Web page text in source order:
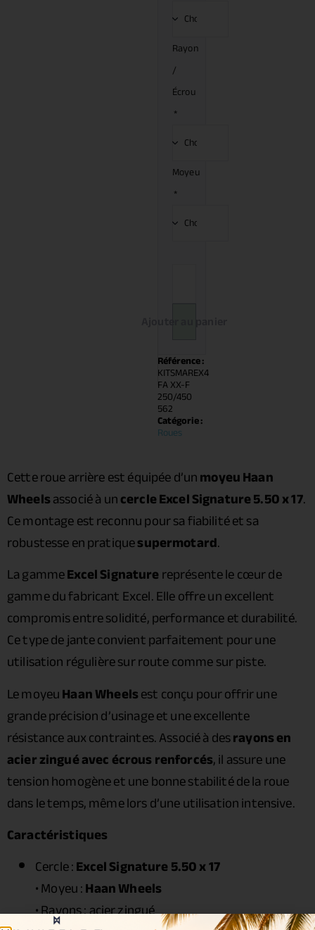
Rayon
/
Écrou
*
Moyeu
*
Référence :
KITSMAREX4
FA XX-F
250/450
562
Catégorie :
Roues
Cette roue arrière est équipée d’unmoyeu Haan
Wheelsassocié à uncercle Excel Signature 5.50 x 17.
Ce montage est reconnu pour sa fiabilité et sa
robustesse en pratiquesupermotard.
La gammeExcel Signaturereprésente le cœur de
gamme du fabricant Excel. Elle offre un excellent
compromis entre solidité, performance et durabilité.
Ce type de jante convient parfaitement pour une
utilisation régulière sur route comme sur piste.
Le moyeuHaan Wheelsest conçu pour offrir une
grande précision d’usinage et une excellente
résistance aux contraintes. Associé à desrayons en
acier zingué avec écrous renforcés, il assure une
tension homogène et une bonne stabilité de la roue
dans le temps, même lors d’une utilisation intensive.
Caractéristiques
Cercle :Excel Signature 5.50 x 17
• Moyeu :Haan Wheels
• Rayons : acier zingué